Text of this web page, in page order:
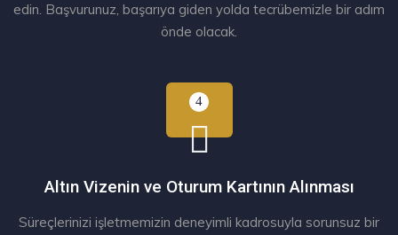
edin. Başvurunuz, başarıya giden yolda tecrübemizle bir adım
önde olacak.
Altın Vizenin ve Oturum Kartının Alınması
Süreçlerinizi işletmemizin deneyimli kadrosuyla sorunsuz bir